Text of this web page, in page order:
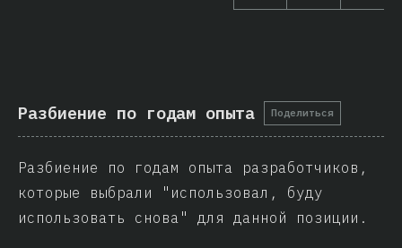
Разбиение по годам опыта Поделиться
Разбиение по годам опыта разработчиков,
которые выбрали "использовал, буду
использовать снова" для данной позиции.